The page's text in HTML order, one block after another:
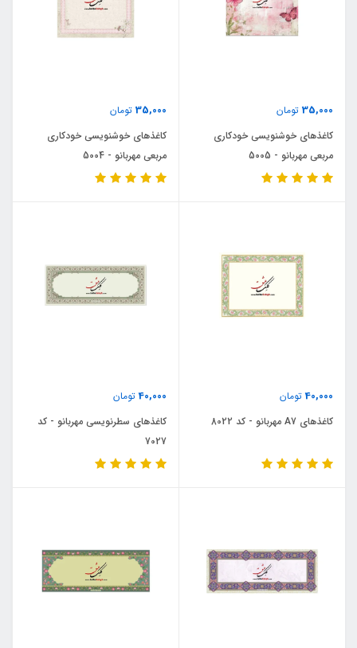
35,000 تومان
کاغذهای خوشنویسی خودکاری
مربعی مهربانو - 5005
35,000 تومان
کاغذهای خوشنویسی خودکاری
مربعی مهربانو - 5004
40,000 تومان
کاغذهای A7 مهربانو - کد 8022
40,000 تومان
کاغذهای سطرنویسی مهربانو - کد
7027